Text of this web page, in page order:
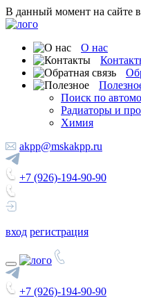
В данный момент на сайте
О нас
Поиск по
Радиаторы и
Химия
akpp@mskakpp.ru
+7 (926)-194-90-90
вход регистрация
+7 (926)-194-90-90